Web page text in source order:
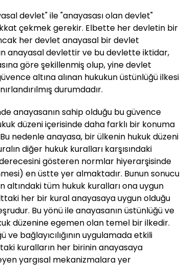
devlet" ile "anayasası olan devlet"
çekmek gerekir. Elbette her devletin bir
her devlet anayasal bir devlet
anayasal devlettir ve bu devlette iktidar,
göre şekillenmiş olup, yine devlet
altına alınan hukukun üstünlüğü ilkesi
durumdadır.
anayasanın sahip olduğu bu güvence
düzeni içerisinde daha farklı bir konuma
nedenle anayasa, bir ülkenin hukuk düzeni
diğer hukuk kuralları karşısındaki
gösteren normlar hiyerarşisinde
en üstte yer almaktadır. Bunun sonucu
altındaki tüm hukuk kuralları ona uygun
her bir kural anayasaya uygun olduğu
Bu yönü ile anayasanın üstünlüğü ve
düzenine egemen olan temel bir ilkedir.
ve bağlayıcılığının uygulamada etkili
kuralların her birinin anayasaya
yargısal mekanizmalara yer